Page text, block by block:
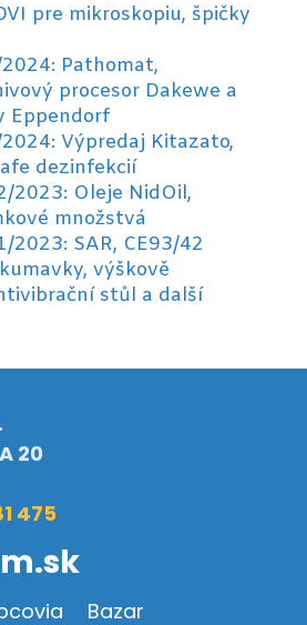
pre mikroskopiu, špičky
Pathomat,
procesor Dakewe a
Eppendorf
Výpredaj Kitazato,
dezinfekcií
2023: Oleje NidOil,
množstvá
2023: SAR, CE93/42
výškově
stůl a další
20
475
Bazar